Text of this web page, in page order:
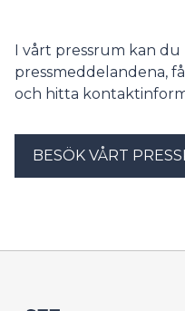
att säkerställa
vävnadsprovtagning.
I vårt pressrum kan du
pressmeddelandena,
och hitta
BESÖK VÅRT